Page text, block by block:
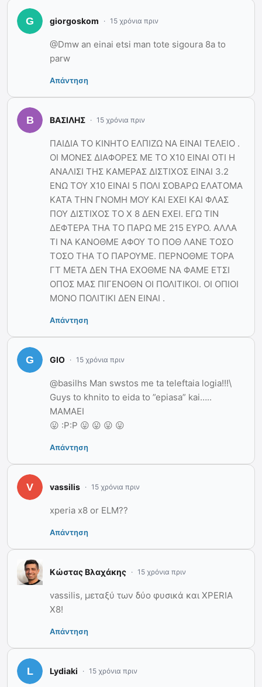
giorgoskom 15 χρόνια πριν
@Dmw an einai etsi man tote sigoura 8a to
parw
Απάντηση
ΒΑΣΙΛΗΣ 15 χρόνια πριν
ΠΑΙΔΙΑ ΤΟ ΚΙΝΗΤΟ ΕΛΠΙΖΩ ΝΑ ΕΙΝΑΙ ΤΕΛΕΙΟ .
ΟΙ ΜΟΝΕΣ ΔΙΑΦΟΡΕΣ ΜΕ ΤΟ Χ10 ΕΙΝΑΙ ΟΤΙ Η
ΑΝΑΛΙΣΙ ΤΗΣ ΚΑΜΕΡΑΣ ΔΙΣΤΙΧΟΣ ΕΙΝΑΙ 3.2
ΕΝΩ ΤΟΥ Χ10 ΕΙΝΑΙ 5 ΠΟΛΙ ΣΟΒΑΡΩ ΕΛΑΤΟΜΑ
ΚΑΤΑ ΤΗΝ ΓΝΟΜΗ ΜΟΥ ΚΑΙ ΕΧΕΙ ΚΑΙ ΦΛΑΣ
ΠΟΥ ΔΙΣΤΙΧΟΣ ΤΟ Χ 8 ΔΕΝ ΕΧΕΙ. ΕΓΩ ΤΙΝ
ΔΕΦΤΕΡΑ ΤΗΑ ΤΟ ΠΑΡΩ ΜΕ 215 ΕΥΡΟ. ΑΛΛΑ
ΤΙ ΝΑ ΚΑΝΟΘΜΕ ΑΦΟΥ ΤΟ ΠΟΘ ΛΑΝΕ ΤΟΣΟ
ΤΟΣΟ ΤΗΑ ΤΟ ΠΑΡΟΥΜΕ. ΠΕΡΝΟΘΜΕ ΤΟΡΑ
ΓΤ ΜΕΤΑ ΔΕΝ ΤΗΑ ΕΧΟΘΜΕ ΝΑ ΦΑΜΕ ΕΤΣΙ
ΟΠΟΣ ΜΑΣ ΠΙΓΕΝΟΘΝ ΟΙ ΠΟΛΙΤΙΚΟΙ. ΟΙ ΟΠΙΟΙ
ΜΟΝΟ ΠΟΛΙΤΙΚΙ ΔΕΝ ΕΙΝΑΙ .
Απάντηση
GIO 15 χρόνια πριν
@basilhs Man swstos me ta teleftaia logia!!!\
Guys to khnito to eida to ”epiasa” kai…..
MAMAEI
😛 :P:P 😛 😛 😛 😛
Απάντηση
vassilis 15 χρόνια πριν
xperia x8 or ELM??
Απάντηση
Κώστας Βλαχάκης 15 χρόνια πριν
vassilis, μεταξύ των δύο φυσικά και XPERIA
X8!
Απάντηση
Lydiaki 15 χρόνια πριν